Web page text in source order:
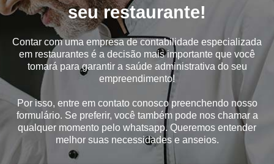
seu restaurante!
Contar com uma empresa de contabilidade especializada
em restaurantes é a decisão mais importante que você
tomará para garantir a saúde administrativa do seu
empreendimento!
Por isso, entre em contato conosco preenchendo nosso
formulário. Se preferir, você também pode nos chamar a
qualquer momento pelo whatsapp. Queremos entender
melhor suas necessidades e anseios.